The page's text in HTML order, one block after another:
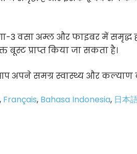
वसा अम्ल और फाइबर में समृद्ध
प्राप्त किया जा सकता है।
अपने समग्र स्वास्थ्य और कल्याण
, Français, Bahasa Indonesia, 日本